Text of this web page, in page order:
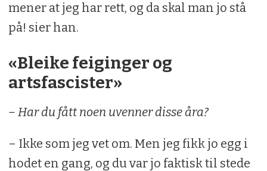
mener at jeg har rett, og da skal man jo stå
på! sier han.
«Bleike feiginger og
artsfascister»
– Har du fått noen uvenner disse åra?
– Ikke som jeg vet om. Men jeg fikk jo egg i
hodet en gang, og du var jo faktisk til stede